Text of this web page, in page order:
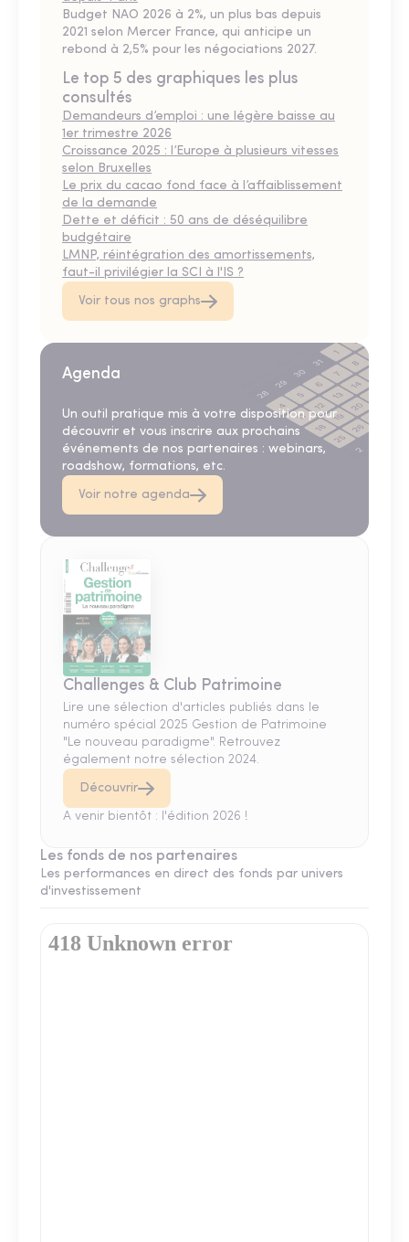
Budget NAO 2026 à 2%, un plus bas depuis
2021 selon Mercer France, qui anticipe un
rebond à 2,5% pour les négociations 2027.
Le top 5 des graphiques les plus
consultés
Demandeurs d’emploi : une légère baisse au
1er trimestre 2026
Croissance 2025 : l’Europe à plusieurs vitesses
selon Bruxelles
Le prix du cacao fond face à l’affaiblissement
de la demande
Dette et déficit : 50 ans de déséquilibre
budgétaire
LMNP, réintégration des amortissements,
faut-il privilégier la SCI à l'IS ?
Voir tous nos graphs
Agenda
Un outil pratique mis à votre disposition pour
découvrir et vous inscrire aux prochains
événements de nos partenaires : webinars,
roadshow, formations, etc.
Voir notre agenda
Challenges & Club Patrimoine
Lire une sélection d'articles publiés dans le
numéro spécial 2025 Gestion de Patrimoine
"Le nouveau paradigme". Retrouvez
également notre sélection 2024.
Découvrir
A venir bientôt : l'édition 2026 !
Les fonds de nos partenaires
Les performances en direct des fonds par univers
d'investissement